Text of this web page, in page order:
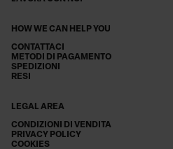
HOW WE CAN HELP YOU
CONTATTACI
METODI DI PAGAMENTO
SPEDIZIONI
RESI
LEGAL AREA
CONDIZIONI DI VENDITA
PRIVACY POLICY
COOKIES